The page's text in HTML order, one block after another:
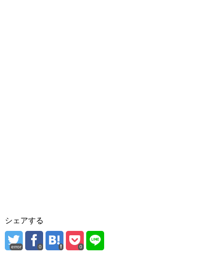
シェアする
error 0 0